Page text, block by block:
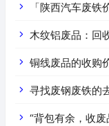
「陕西汽车废
价是什么
木纹铝废品：回
铜线废品的收购
“背包有余，收